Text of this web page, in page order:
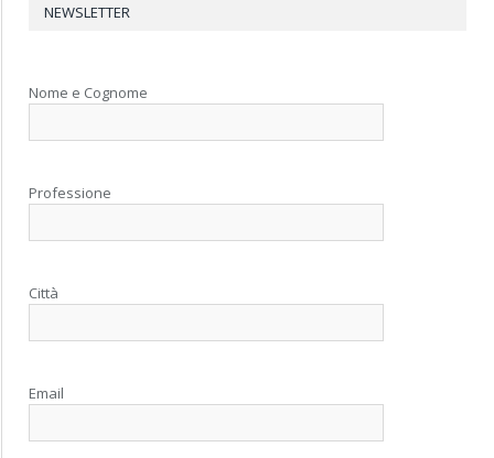
NEWSLETTER
Nome e Cognome
Professione
Città
Email